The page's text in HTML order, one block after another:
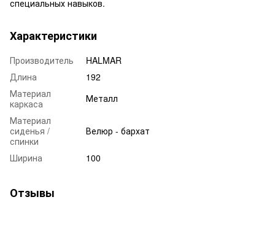
специальных навыков.
Характеристики
Производитель
HALMAR
Длина
192
Материал
каркаса
Металл
Материал
сиденья /
спинки
Велюр - бархат
Ширина 100
Отзывы